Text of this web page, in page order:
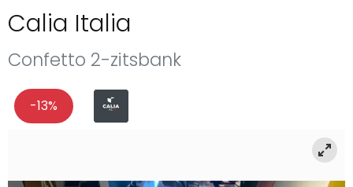
Calia Italia
Confetto 2-zitsbank
-13%